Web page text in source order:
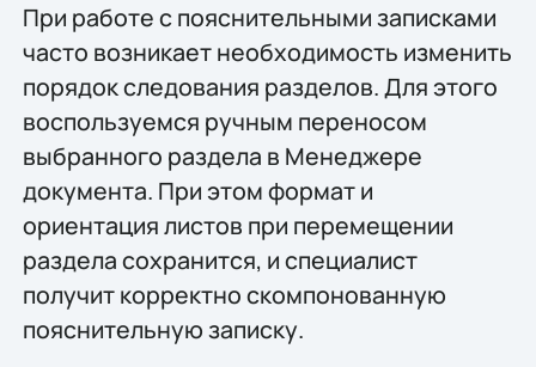
При работе с пояснительными записками
часто возникает необходимость изменить
порядок следования разделов. Для этого
воспользуемся ручным переносом
выбранного раздела в Менеджере
документа. При этом формат и
ориентация листов при перемещении
раздела сохранится, и специалист
получит корректно скомпонованную
пояснительную записку.